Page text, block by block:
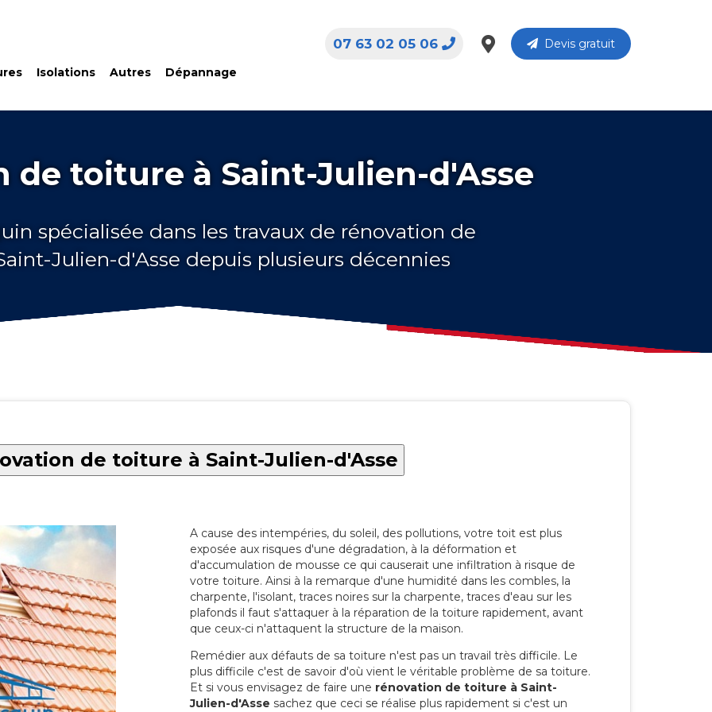
Isolations Autres Dépannage
Devis gratuit
07 63 02 05 06
de toiture à Saint-Julien-d'Asse
spécialisée dans les travaux de rénovation de
Julien-d'Asse depuis plusieurs décennies
de toiture à Saint-Julien-d'Asse
A cause des intempéries, du soleil, des pollutions, votre toit est plus
exposée aux risques d'une dégradation, à la déformation et
d'accumulation de mousse ce qui causerait une infiltration à risque de
votre toiture. Ainsi à la remarque d'une humidité dans les combles, la
charpente, l'isolant, traces noires sur la charpente, traces d'eau sur les
plafonds il faut s'attaquer à la réparation de la toiture rapidement, avant
que ceux-ci n'attaquent la structure de la maison.
Remédier aux défauts de sa toiture n'est pas un travail très difficile. Le
plus difficile c'est de savoir d'où vient le véritable problème de sa toiture.
Et si vous envisagez de faire une rénovation de toiture à Saint-
Julien-d'Asse sachez que ceci se réalise plus rapidement si c'est un